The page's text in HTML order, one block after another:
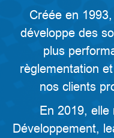
Créée en
développe des
plus
règlementation
nos clients
En 2019,
Développement,